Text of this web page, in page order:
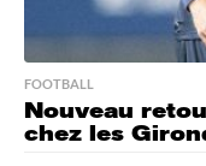
FOOTBALL
Nouveau
chez les